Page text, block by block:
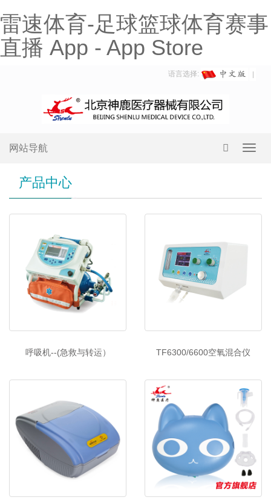
雷速体育-足球篮球体育赛事
直播 App - App Store
语言选择:
网站导航
产品中心
呼吸机--(急救与转运） TF6300/6600空氧混合仪